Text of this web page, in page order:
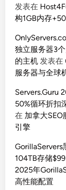
发表在
构1GB内存
独立服务器3
的主机 发表在
服务器与全球
Servers.Guru
50%循环折扣
在 加拿大
引擎
GorillaServers
104TB存储
2025年
高性能配置